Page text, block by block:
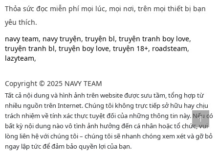
Thỏa sức đọc miễn phí mọi lúc, mọi nơi, trên mọi thiết bị bạn
yêu thích.
navy team, navy truyện, truyện bl, truyện tranh boy love,
truyện tranh bl, truyện boy love, truyện 18+, roadsteam,
lazyteam,
Copyright © 2025 NAVY TEAM
Tất cả nội dung và hình ảnh trên website được sưu tầm, tổng hợp từ
nhiều nguồn trên Internet. Chúng tôi không trực tiếp sở hữu hay chịu
trách nhiệm về tính xác thực tuyệt đối của những thông tin này. Nếu có
bất kỳ nội dung nào vô tình ảnh hưởng đến cá nhân hoặc tổ chức, vui
lòng liên hệ với chúng tôi – chúng tôi sẽ nhanh chóng xem xét và gỡ bỏ
ngay lập tức để đảm bảo quyền lợi của bạn.